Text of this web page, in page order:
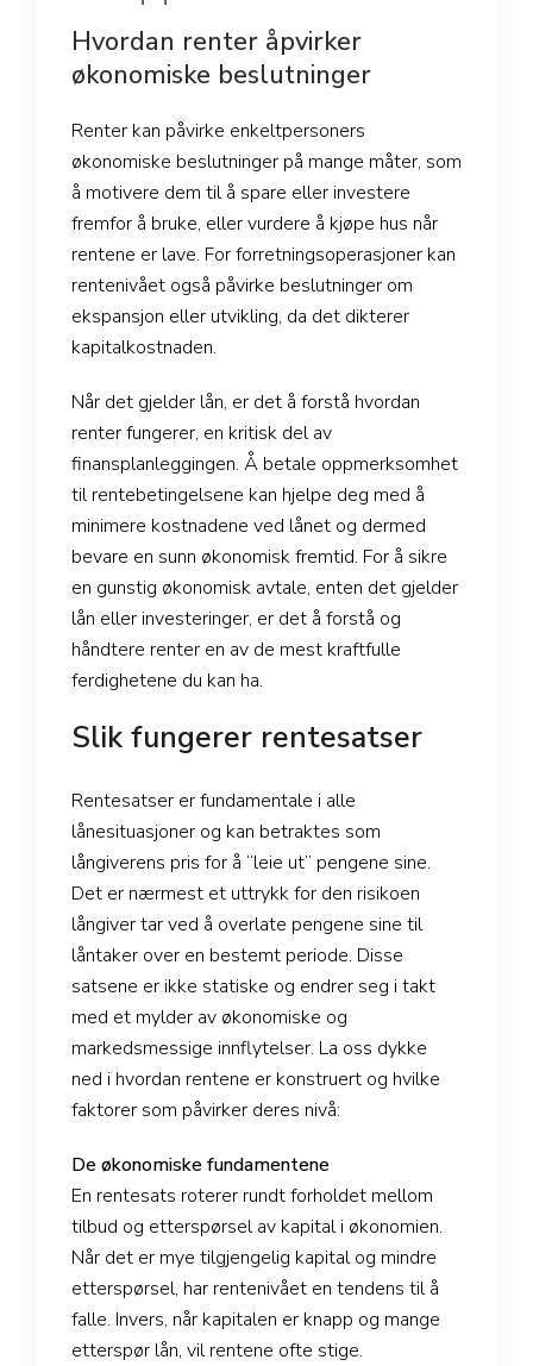
Hvordan renter åpvirker
økonomiske beslutninger
Renter kan påvirke enkeltpersoners
økonomiske beslutninger på mange måter, som
å motivere dem til å spare eller investere
fremfor å bruke, eller vurdere å kjøpe hus når
rentene er lave. For forretningsoperasjoner kan
rentenivået også påvirke beslutninger om
ekspansjon eller utvikling, da det dikterer
kapitalkostnaden.
Når det gjelder lån, er det å forstå hvordan
renter fungerer, en kritisk del av
finansplanleggingen. Å betale oppmerksomhet
til rentebetingelsene kan hjelpe deg med å
minimere kostnadene ved lånet og dermed
bevare en sunn økonomisk fremtid. For å sikre
en gunstig økonomisk avtale, enten det gjelder
lån eller investeringer, er det å forstå og
håndtere renter en av de mest kraftfulle
ferdighetene du kan ha.
Slik fungerer rentesatser
Rentesatser er fundamentale i alle
lånesituasjoner og kan betraktes som
långiverens pris for å “leie ut” pengene sine.
Det er nærmest et uttrykk for den risikoen
långiver tar ved å overlate pengene sine til
låntaker over en bestemt periode. Disse
satsene er ikke statiske og endrer seg i takt
med et mylder av økonomiske og
markedsmessige innflytelser. La oss dykke
ned i hvordan rentene er konstruert og hvilke
faktorer som påvirker deres nivå:
De økonomiske fundamentene
En rentesats roterer rundt forholdet mellom
tilbud og etterspørsel av kapital i økonomien.
Når det er mye tilgjengelig kapital og mindre
etterspørsel, har rentenivået en tendens til å
falle. Invers, når kapitalen er knapp og mange
etterspør lån, vil rentene ofte stige.